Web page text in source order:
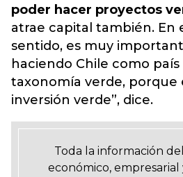
poder hacer proyectos
atrae capital también. En
sentido, es muy
haciendo Chile como
taxonomía verde, porque
inversión verde”, dice.
Toda la información
económico,